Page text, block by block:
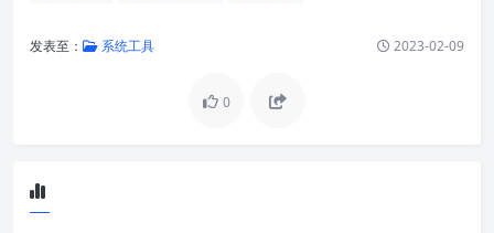
发表至： 系统工具 2023-02-09
0